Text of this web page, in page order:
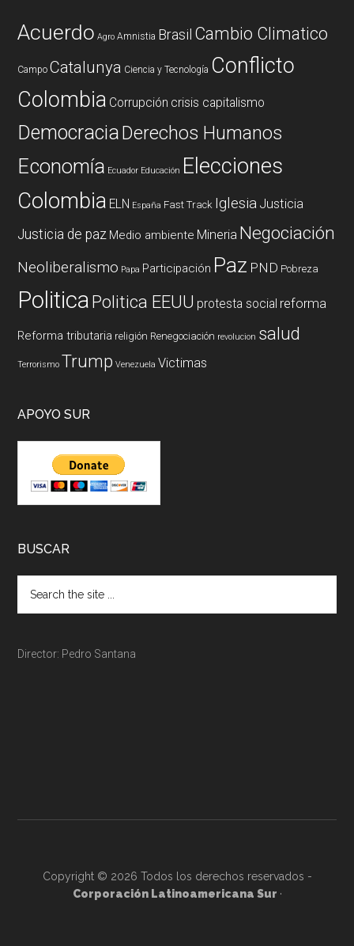
Acuerdo Agro Amnistia Brasil Cambio Climatico
Campo Catalunya Ciencia y Tecnología Conflicto
Colombia Corrupción crisis capitalismo
DemocraciaDerechos Humanos
Economía Ecuador Educación Elecciones
Colombia ELN España Fast Track Iglesia Justicia
Justicia de paz Medio ambiente Mineria Negociación
Neoliberalismo Papa Participación Paz PND Pobreza
PoliticaPolitica EEUU protesta social reforma
Reforma tributaria religión Renegociación revolucion salud
Terrorismo Trump Venezuela Victimas
APOYO SUR
BUSCAR
Director: Pedro Santana
Copyright © 2026 Todos los derechos reservados -
Corporación Latinoamericana Sur ·